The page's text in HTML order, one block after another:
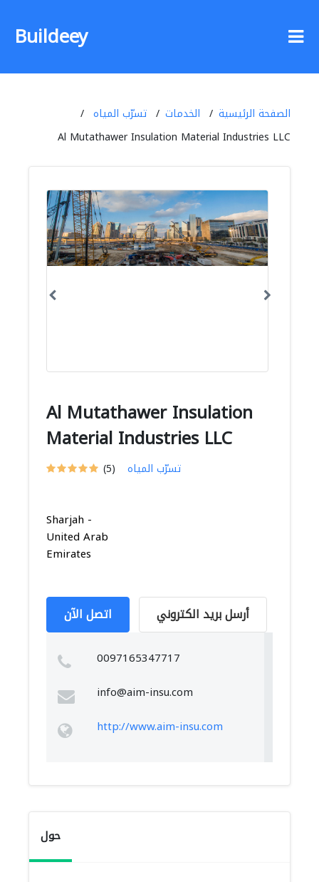
Buildeey
الصفحة الرئيسية الخدمات
تسرّب المياه
Al Mutathawer Insulation Material Industries LLC
Al Mutathawer Insulation
Material Industries LLC
(5) تسرّب المياه
Sharjah -
United Arab
Emirates
اتصل الآن أرسل بريد الكتروني
0097165347717
info@aim-insu.com
http://www.aim-insu.com
حول